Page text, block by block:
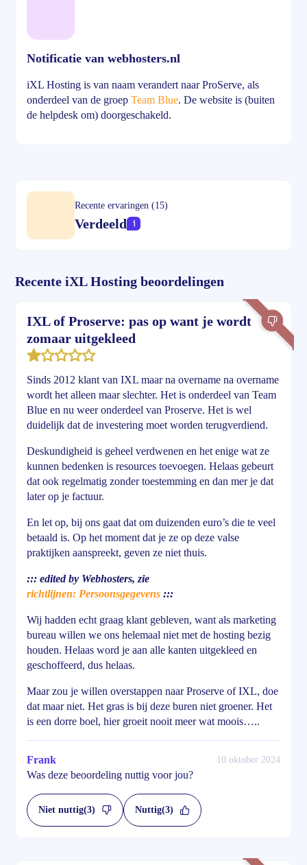
Notificatie van webhosters.nl
iXL Hosting is van naam verandert naar ProServe, als
onderdeel van de groepTeam Blue. De website is (buiten
de helpdesk om) doorgeschakeld.
Recente ervaringen (15)
Verdeeld
Recente iXL Hosting beoordelingen
IXL of Proserve: pas op want je wordt
zomaar uitgekleed
Sinds 2012 klant van IXL maar na overname na overname
wordt het alleen maar slechter. Het is onderdeel van Team
Blue en nu weer onderdeel van Proserve. Het is wel
duidelijk dat de investering moet worden terugverdiend.
Deskundigheid is geheel verdwenen en het enige wat ze
kunnen bedenken is resources toevoegen. Helaas gebeurt
dat ook regelmatig zonder toestemming en dan mer je dat
later op je factuur.
En let op, bij ons gaat dat om duizenden euro’s die te veel
betaald is. Op het moment dat je ze op deze valse
praktijken aanspreekt, geven ze niet thuis.
::: edited by Webhosters, zie
richtlijnen: Persoonsgegevens :::
Wij hadden echt graag klant gebleven, want als marketing
bureau willen we ons helemaal niet met de hosting bezig
houden. Helaas word je aan alle kanten uitgekleed en
geschoffeerd, dus helaas.
Maar zou je willen overstappen naar Proserve of IXL, doe
dat maar niet. Het gras is bij deze buren niet groener. Het
is een dorre boel, hier groeit nooit meer wat moois…..
Frank 10 oktober 2024
Was deze beoordeling nuttig voor jou?
Niet nuttig(3) Nuttig(3)